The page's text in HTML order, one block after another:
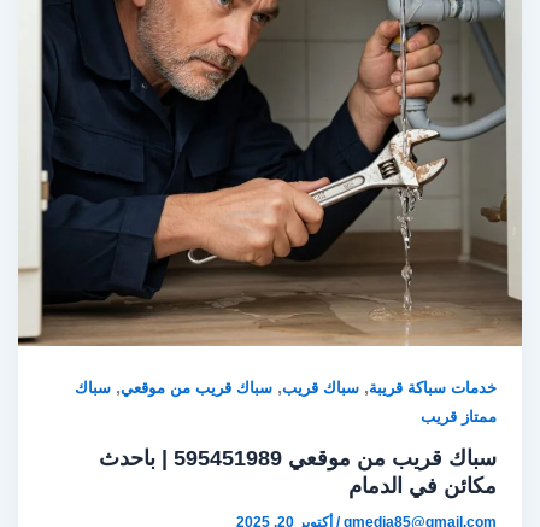
خدمات سباكة قريبة,سباك قريب,سباك قريب من موقعي,سباك
ممتاز قريب
سباك قريب من موقعي 595451989 | باحدث
مكائن في الدمام
qmedia85@gmail.com
/ أكتوبر 20, 2025